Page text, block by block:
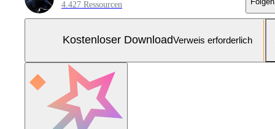
4.427 Ressourcen
Kostenloser DownloadVerweis erforderlich